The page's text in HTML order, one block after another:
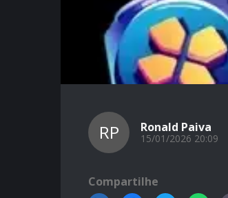
RP Ronald Paiva
15/01/2026 20:09
Compartilhe